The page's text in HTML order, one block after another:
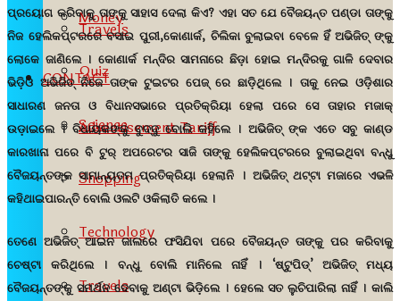
Travels
CONTACT
Advertisement Tariff
Money
Quiz
Science
Shopping
Technology
Travels
ପ୍ରୟୋଗ କରିବାକୁ ତାଙ୍କୁ ସାହାସ ଦେଲା କିଏ? ଏହା ସତ ଯେ ବୈଜୟନ୍ତ ପଣ୍ଡା ତାଙ୍କୁ
ନିଜ ହେଲିକପ୍ଟରରେ ବସାଇ ପୁରୀ,କୋଣାର୍କ, ଚିଲିକା ବୁଲାଇବା ବେଳେ ହିଁ ଅଭିଜିତ୍ ଙ୍କୁ
ଲୋକେ ଜାଣିଲେ । କୋଣାର୍କ ମନ୍ଦିର ସାମନାରେ ଛିଡ଼ା ହୋଇ ମନ୍ଦିରକୁ ଗାଳି ଦେବାର
ଭିଡ଼ିଓ ଅଭିଜିତ୍ ନିଜେ ତାଙ୍କ ଟୁଇଟର ପେଜ୍ ରେ ଛାଡ଼ିଥିଲେ । ତାକୁ ନେଇ ଓଡ଼ିଶାର
ସାଧାରଣ ଜନତା ଓ ବିଧାନସଭାରେ ପ୍ରତିକ୍ରିୟା ହେଲା ପରେ ସେ ତାହାର ମଜାକ୍
ଉଡ଼ାଇଲେ । ବିଧାୟକଙ୍କୁ ବୁଦ୍ଦୁ ବୋଲି କହିଲେ । ଅଭିଜିତ୍ ଙ୍କ ଏତେ ସବୁ କାଣ୍ଡ
କାରଖାନା ପରେ ବି ଟୁର୍ ଅପରେଟର ସାଜି ତାଙ୍କୁ ହେଲିକପ୍ଟରରେ ବୁଲାଇଥିବା ବନ୍ଧୁ
ବୈଜୟନ୍ତଙ୍କ ସାମାନ୍ୟତମ ପ୍ରତିକ୍ରିୟା ହେଲାନି । ଅଭିଜିତ୍ ଥଟ୍ଟା ମଜାରେ ଏଭଳି
କହିଥାଇପାରନ୍ତି ବୋଲି ଓଲଟି ଓକିଲାତି କଲେ ।
ତେଣେ ଅଭିଜିତ୍ ଆଇନ ଜାଲରେ ଫସିଯିବା ପରେ ବୈଜୟନ୍ତ ତାଙ୍କୁ ପର କରିବାକୁ
ଚେଷ୍ଟା କରିଥିଲେ । ବନ୍ଧୁ ବୋଲି ମାନିଲେ ନାହିଁ । ‘ଷ୍ଟୁପିଡ୍’ ଅଭିଜିତ୍ ମଧ୍ୟ
ବୈଜୟନ୍ତଙ୍କୁ ସମର୍ଥନ ଦେବାକୁ ଅଣ୍ଟା ଭିଡ଼ିଲେ । ହେଲେ ସତ ଲୁଚିପାରିଲା ନାହିଁ । କାଲି